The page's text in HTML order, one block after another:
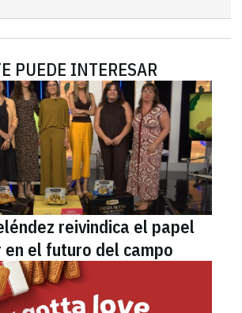
PUEDE INTERESAR
reivindica el papel
en el futuro del campo